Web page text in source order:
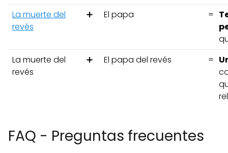
La muerte del
revés
➕ El papa =
La muerte del
revés
➕ El papa del revés =
FAQ - Preguntas frecuentes